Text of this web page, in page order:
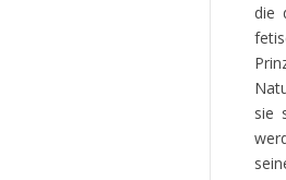
die
sie